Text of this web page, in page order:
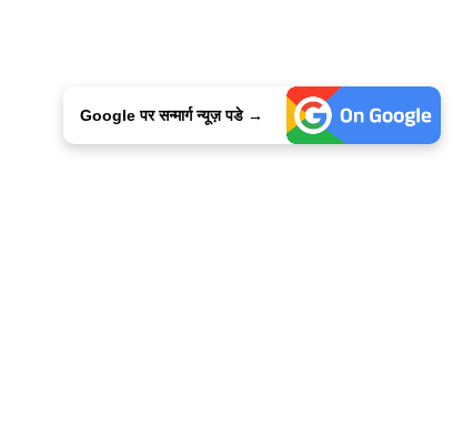
Google पर सन्मार्ग न्यूज़ पडे →